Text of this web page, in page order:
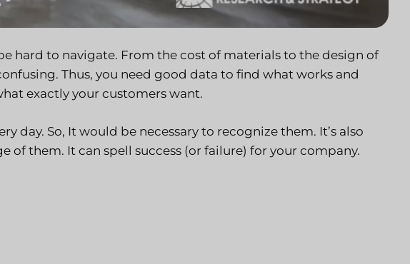
hard to navigate. From the cost of materials to the design of
Thus, you need good data to find what works and
exactly your customers want.
day. So, It would be necessary to recognize them. It’s also
of them. It can spell success (or failure) for your company.